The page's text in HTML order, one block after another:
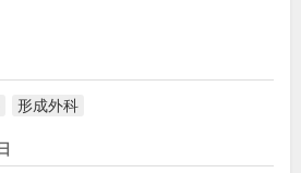
形成外科